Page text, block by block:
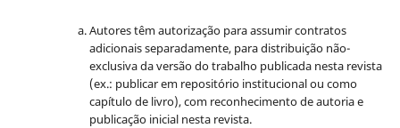
Autores têm autorização para assumir contratos
adicionais separadamente, para distribuição não-
exclusiva da versão do trabalho publicada nesta revista
(ex.: publicar em repositório institucional ou como
capítulo de livro), com reconhecimento de autoria e
publicação inicial nesta revista.